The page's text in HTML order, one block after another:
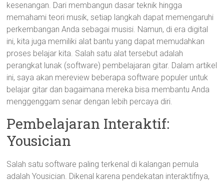
kesenangan. Dari membangun dasar teknik hingga
memahami teori musik, setiap langkah dapat memengaruhi
perkembangan Anda sebagai musisi. Namun, di era digital
ini, kita juga memiliki alat bantu yang dapat memudahkan
proses belajar kita. Salah satu alat tersebut adalah
perangkat lunak (software) pembelajaran gitar. Dalam artikel
ini, saya akan mereview beberapa software populer untuk
belajar gitar dan bagaimana mereka bisa membantu Anda
menggenggam senar dengan lebih percaya diri.
Pembelajaran Interaktif:
Yousician
Salah satu software paling terkenal di kalangan pemula
adalah Yousician. Dikenal karena pendekatan interaktifnya,